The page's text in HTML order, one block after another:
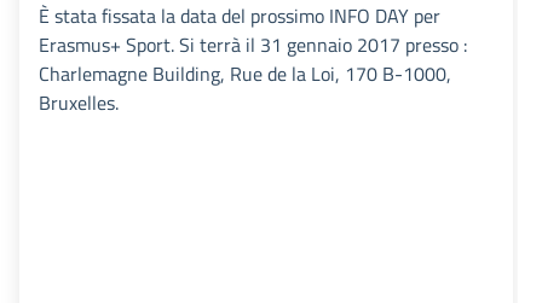
È stata fissata la data del prossimo INFO DAY per
Erasmus+ Sport. Si terrà il 31 gennaio 2017 presso :
Charlemagne Building, Rue de la Loi, 170 B-1000,
Bruxelles.